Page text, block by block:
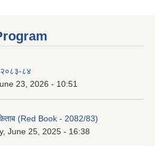
२०८३-८४
23, 2026 - 10:51
(Red Book - 2082/83)
June 25, 2025 - 16:38